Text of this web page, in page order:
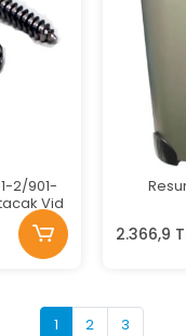
2/901-
Vid
2.366,9
1 2 3